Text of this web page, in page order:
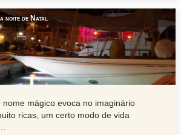
noite de Natal
mágico evoca no imaginário
ricas, um certo modo de vida